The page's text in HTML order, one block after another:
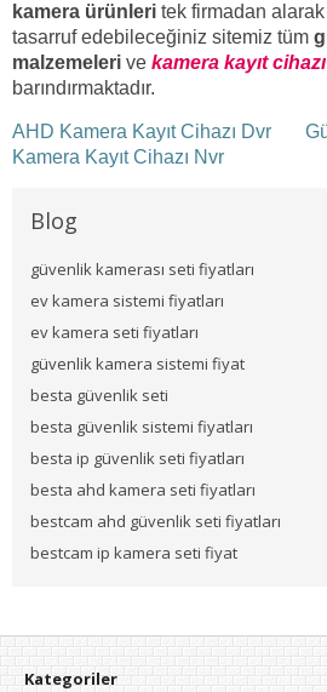
kamera ürünleri tek firmadan
tasarruf edebileceğiniz sitemiz tüm
malzemeleri ve kamera kayıt cihazı
barındırmaktadır.
AHD Kamera Kayıt Cihazı Dvr
Kamera Kayıt Cihazı Nvr
Blog
güvenlik kamerası seti fiyatları
ev kamera sistemi fiyatları
ev kamera seti fiyatları
güvenlik kamera sistemi fiyat
besta güvenlik seti
besta güvenlik sistemi fiyatları
besta ip güvenlik seti fiyatları
besta ahd kamera seti fiyatları
bestcam ahd güvenlik seti fiyatları
bestcam ip kamera seti fiyat
Kategoriler